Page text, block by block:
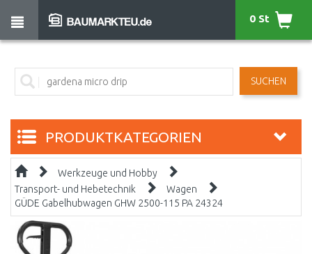
SUCHEN
0 St
PRODUKTKATEGORIEN
Werkzeuge und Hobby
Transport- und Hebetechnik
Wagen
GÜDE Gabelhubwagen GHW 2500-115 PA 24324